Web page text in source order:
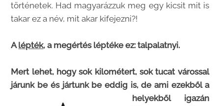
történetek. Had magyarázzuk meg egy kicsit mit is
takar ez a név, mit akar kifejezni?!
Alépték, a megértés léptéke ez: talpalatnyi.
Mert lehet, hogy sok kilométert, sok tucat várossal
járunk be és jártunk be eddig is, de ami ezekből a
helyekből igazán